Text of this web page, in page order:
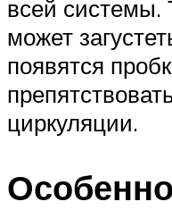
всей системы.
может
появятся
циркуляции.